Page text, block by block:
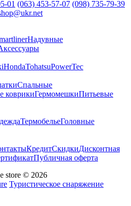
01 (063) 453-57-07 (098) 735-79-39
Надувные
HondaTohatsuPowerTec
Спальные
коврикиГермомешкиПитьевые
ТермобельеГоловные
КредитСкидкиДисконтная
Публичная оферта
store © 2026
Туристическое снаряжение